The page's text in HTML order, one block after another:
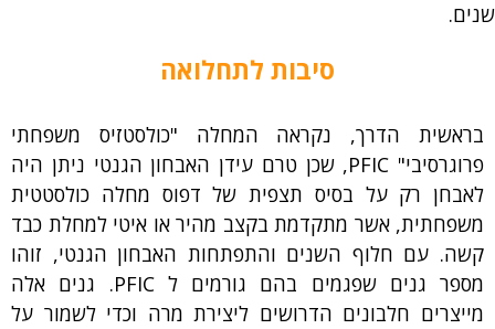
שנים.
סיבות לתחלואה
בראשית הדרך, נקראה המחלה "כולסטזיס משפחתי
פרוגרסיבי" PFIC, שכן טרם עידן האבחון הגנטי ניתן היה
לאבחן רק על בסיס תצפית של דפוס מחלה כולסטטית
משפחתית, אשר מתקדמת בקצב מהיר או איטי למחלת כבד
קשה. עם חלוף השנים והתפתחות האבחון הגנטי, זוהו
מספר גנים שפגמים בהם גורמים ל PFIC. גנים אלה
מייצרים חלבונים הדרושים ליצירת מרה וכדי לשמור על